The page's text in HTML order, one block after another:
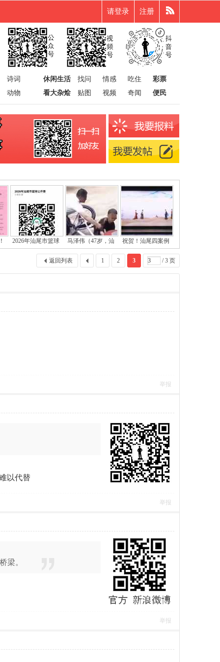
请登录 注册
诗词
动物
休闲生活 找问 情感 吃住
彩票
看大杂烩
贴图 视频 奇闻 便民
2026年汕尾市篮球 马泽伟（47岁，汕 祝贺！汕尾四案例
1 2 3 / 3 页
返回列表
举报
以代替
举报
梁。
举报